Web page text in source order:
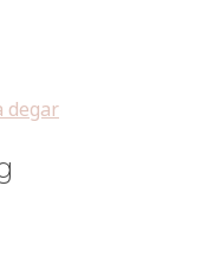
degar